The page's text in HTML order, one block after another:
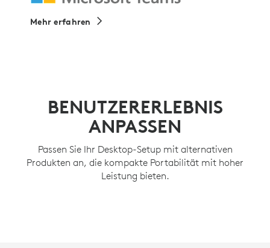
Mehr erfahren
BENUTZERERLEBNIS
ANPASSEN
Passen Sie Ihr Desktop-Setup mit alternativen
Produkten an, die kompakte Portabilität mit hoher
Leistung bieten.